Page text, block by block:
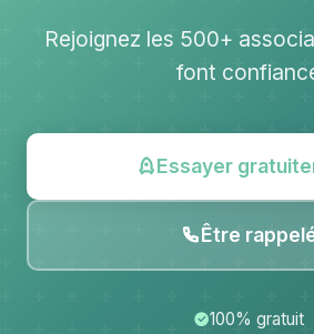
Rejoignez les 500+
font
Essayer
Être
100% gratuit